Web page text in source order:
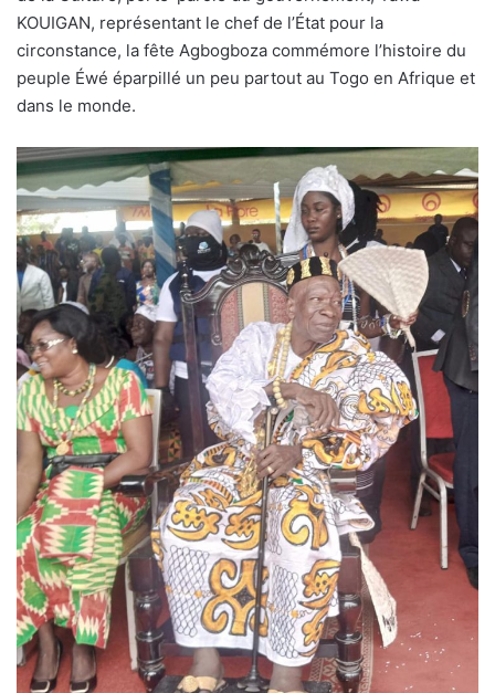
KOUIGAN, représentant le chef de l’État pour la
circonstance, la fête Agbogboza commémore l’histoire du
peuple Éwé éparpillé un peu partout au Togo en Afrique et
dans le monde.